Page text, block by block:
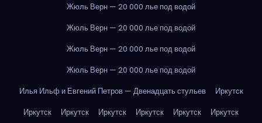
Жюль Верн — 20 000 лье под водой
Жюль Верн — 20 000 лье под водой
Жюль Верн — 20 000 лье под водой
Жюль Верн — 20 000 лье под водой
Илья Ильф и Евгений Петров — Двенадцать стульев
Иркутск
Иркутск
Иркутск Иркутск Иркутск Иркутск
Иркутск